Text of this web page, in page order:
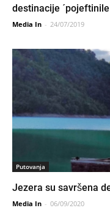
destinacije
Media In - 24/07/2019
Putovanja
Jezera su savršena
Media In - 06/09/2020